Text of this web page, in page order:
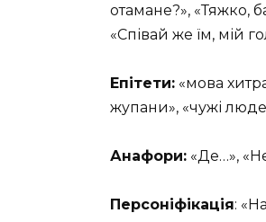
отамане?», «Тяжко,
«Співай же їм, мій
Епітети: «мова
жупани», «чужі
Анафори: «Де…»,
Персоніфікація: